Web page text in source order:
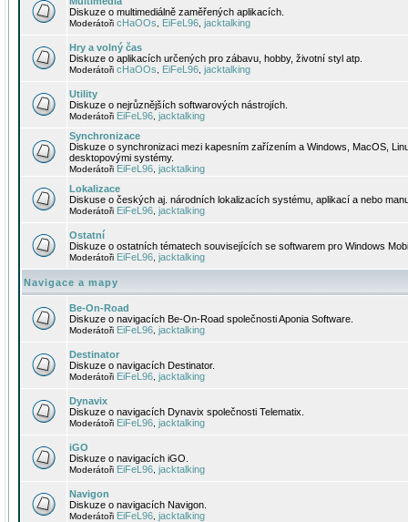
Diskuze o multimediálně zaměřených aplikacích.
Moderátoři cHaOOs EiFeL96 jacktalking
Hry a volný čas
Diskuze o aplikacích určených pro zábavu, hobby, životní styl atp.
Moderátoři cHaOOs EiFeL96 jacktalking
Utility
Diskuze o nejrůznějších softwarových nástrojích.
Moderátoři EiFeL96 jacktalking
Synchronizace
Diskuze o synchronizaci mezi kapesním zařízením a Windows, MacOS,
desktopovými systémy.
Moderátoři EiFeL96 jacktalking
Lokalizace
Diskuse o českých aj. národních lokalizacích systému, aplikací a nebo
Moderátoři EiFeL96 jacktalking
Ostatní
Diskuze o ostatních tématech souvisejících se softwarem pro Windows
Moderátoři EiFeL96 jacktalking
Navigace a mapy
Be-On-Road
Diskuze o navigacích Be-On-Road společnosti Aponia Software.
Moderátoři EiFeL96 jacktalking
Destinator
Diskuze o navigacích Destinator.
Moderátoři EiFeL96 jacktalking
Dynavix
Diskuze o navigacích Dynavix společnosti Telematix.
Moderátoři EiFeL96 jacktalking
iGO
Diskuze o navigacích iGO.
Moderátoři EiFeL96 jacktalking
Navigon
Diskuze o navigacích Navigon.
Moderátoři EiFeL96 jacktalking